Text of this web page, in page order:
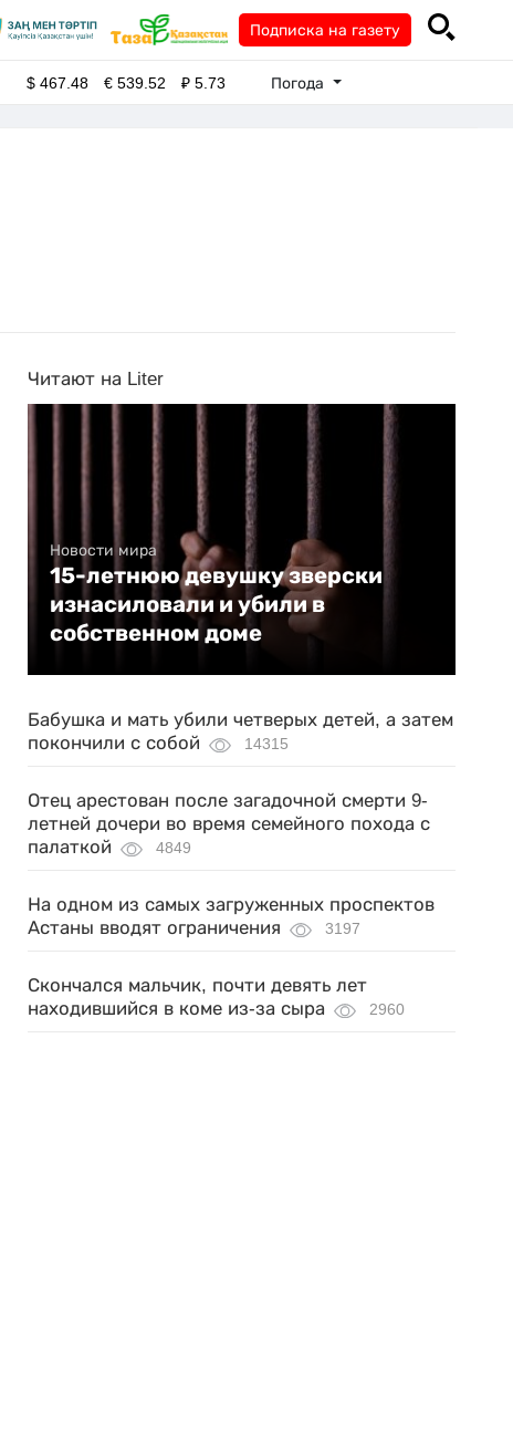
Подписка на газету
$467.48 €539.52 ₽5.73 Погода
Читают на Liter
Новости мира
15-летнюю девушку зверски
изнасиловали и убили в
собственном доме
Бабушка и мать убили четверых детей, а затем
покончили с собой
14315
Отец арестован после загадочной смерти 9-
летней дочери во время семейного похода с
палаткой
4849
На одном из самых загруженных проспектов
Астаны вводят ограничения
3197
Скончался мальчик, почти девять лет
находившийся в коме из-за сыра
2960